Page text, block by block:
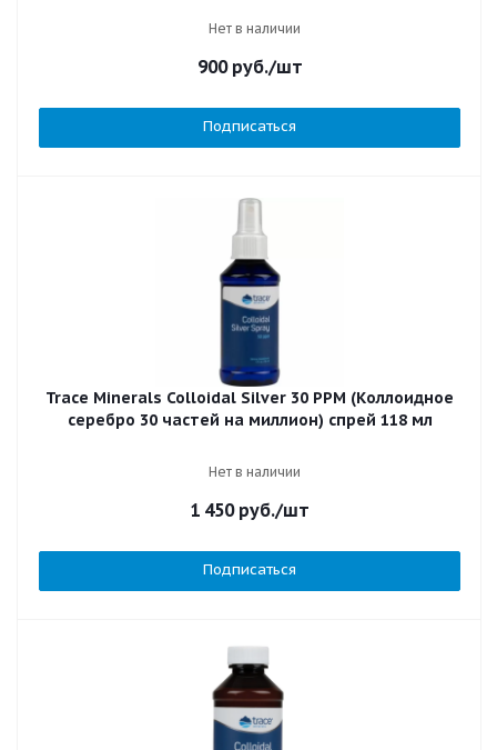
Нет в наличии
900руб./шт
Подписаться
Trace Minerals Colloidal Silver 30 PPM (Коллоидное
серебро 30 частей на миллион) спрей 118 мл
Нет в наличии
1 450руб./шт
Подписаться